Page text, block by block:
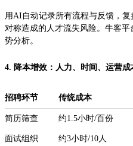
用AI自动记录所有流程与反馈，
对称造成的人才流失风险。牛客
势分析。
4. 降本增效：人力、时间、运营成
招聘环节 传统成本
简历筛查 约1.5小时/百份
面试组织 约3小时/10人